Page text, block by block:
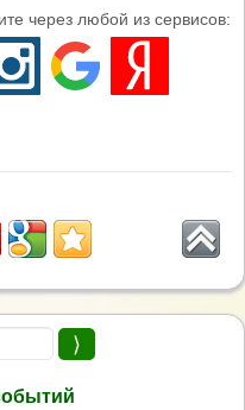
через любой из сервисов: